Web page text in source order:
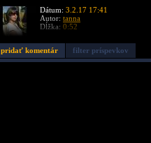
Dátum: 3.2.17 17:41
Autor: tanna
Dĺžka: 0:52
pridať komentár filter príspevkov